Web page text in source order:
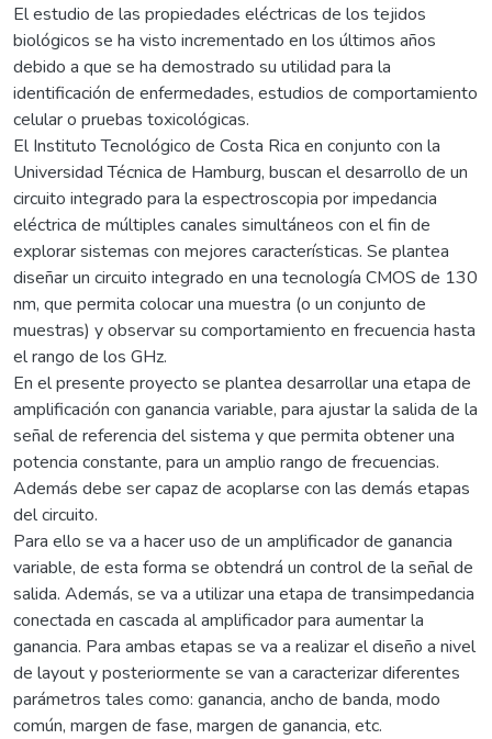
El estudio de las propiedades eléctricas de los tejidos
biológicos se ha visto incrementado en los últimos años
debido a que se ha demostrado su utilidad para la
identificación de enfermedades, estudios de comportamiento
celular o pruebas toxicológicas.
El Instituto Tecnológico de Costa Rica en conjunto con la
Universidad Técnica de Hamburg, buscan el desarrollo de un
circuito integrado para la espectroscopia por impedancia
eléctrica de múltiples canales simultáneos con el fin de
explorar sistemas con mejores características. Se plantea
diseñar un circuito integrado en una tecnología CMOS de 130
nm, que permita colocar una muestra (o un conjunto de
muestras) y observar su comportamiento en frecuencia hasta
el rango de los GHz.
En el presente proyecto se plantea desarrollar una etapa de
amplificación con ganancia variable, para ajustar la salida de la
señal de referencia del sistema y que permita obtener una
potencia constante, para un amplio rango de frecuencias.
Además debe ser capaz de acoplarse con las demás etapas
del circuito.
Para ello se va a hacer uso de un amplificador de ganancia
variable, de esta forma se obtendrá un control de la señal de
salida. Además, se va a utilizar una etapa de transimpedancia
conectada en cascada al amplificador para aumentar la
ganancia. Para ambas etapas se va a realizar el diseño a nivel
de layout y posteriormente se van a caracterizar diferentes
parámetros tales como: ganancia, ancho de banda, modo
común, margen de fase, margen de ganancia, etc.